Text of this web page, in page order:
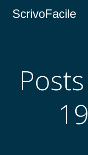
ScrivoFacile